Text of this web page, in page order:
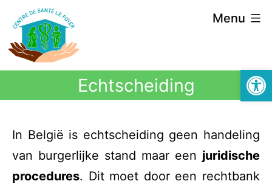
Menu
Echtscheiding
In België is echtscheiding geen handeling
van burgerlijke stand maar een juridische
procedures. Dit moet door een rechtbank